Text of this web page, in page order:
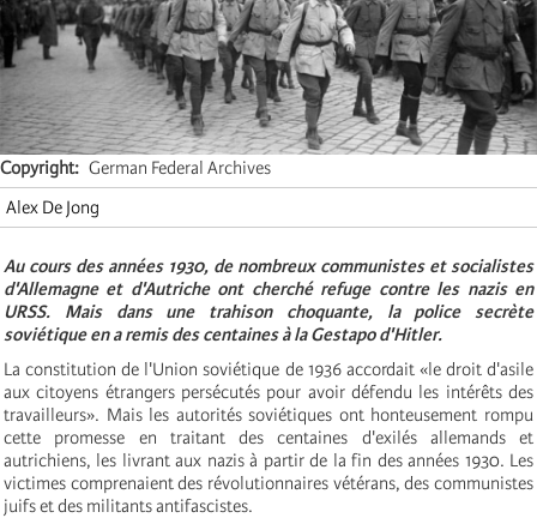
Copyright
German Federal Archives
Alex De Jong
Au cours des années 1930, de nombreux communistes et socialistes
d'Allemagne et d'Autriche ont cherché refuge contre les nazis en
URSS. Mais dans une trahison choquante, la police secrète
soviétique en a remis des centaines à la Gestapo d'Hitler.
La constitution de l'Union soviétique de 1936 accordait «le droit d'asile
aux citoyens étrangers persécutés pour avoir défendu les intérêts des
travailleurs». Mais les autorités soviétiques ont honteusement rompu
cette promesse en traitant des centaines d'exilés allemands et
autrichiens, les livrant aux nazis à partir de la fin des années 1930. Les
victimes comprenaient des révolutionnaires vétérans, des communistes
juifs et des militants antifascistes.